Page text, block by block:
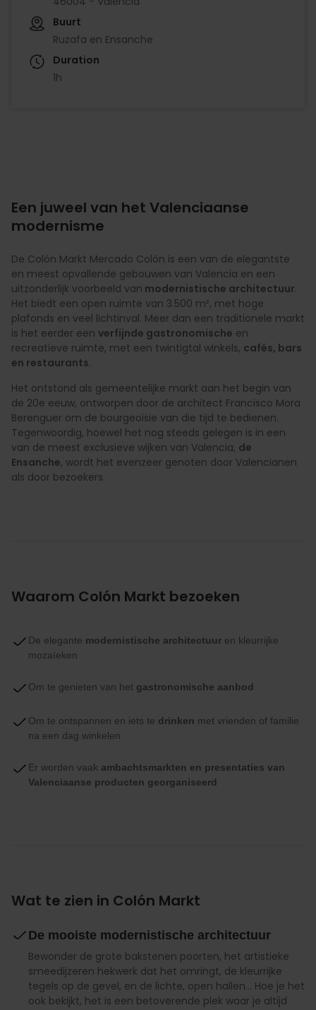
Buurt
Ruzafa en Ensanche
Duration
1h
Een juweel van het Valenciaanse
modernisme
De Colón Markt Mercado Colón is een van de elegantste
en meest opvallende gebouwen van Valencia en een
uitzonderlijk voorbeeld van modernistische architectuur.
Het biedt een open ruimte van 3.500 m², met hoge
plafonds en veel lichtinval. Meer dan een traditionele markt
is het eerder een verfijnde gastronomische en
recreatieve ruimte, met een twintigtal winkels, cafés, bars
en restaurants.
Het ontstond als gemeentelijke markt aan het begin van
de 20e eeuw, ontworpen door de architect Francisco Mora
Berenguer om de bourgeoisie van die tijd te bedienen.
Tegenwoordig, hoewel het nog steeds gelegen is in een
van de meest exclusieve wijken van Valencia, de
Ensanche, wordt het evenzeer genoten door Valencianen
als door bezoekers.
Waarom Colón Markt bezoeken
De elegante modernistische architectuur en kleurrijke
mozaïeken
Om te genieten van het gastronomische aanbod
Om te ontspannen en iets te drinken met vrienden of familie
na een dag winkelen
Er worden vaak ambachtsmarkten en presentaties van
Valenciaanse producten georganiseerd
Wat te zien in Colón Markt
De mooiste modernistische architectuur
Bewonder de grote bakstenen poorten, het artistieke
smeedijzeren hekwerk dat het omringt, de kleurrijke
tegels op de gevel, en de lichte, open hallen... Hoe je het
ook bekijkt, het is een betoverende plek waar je altijd